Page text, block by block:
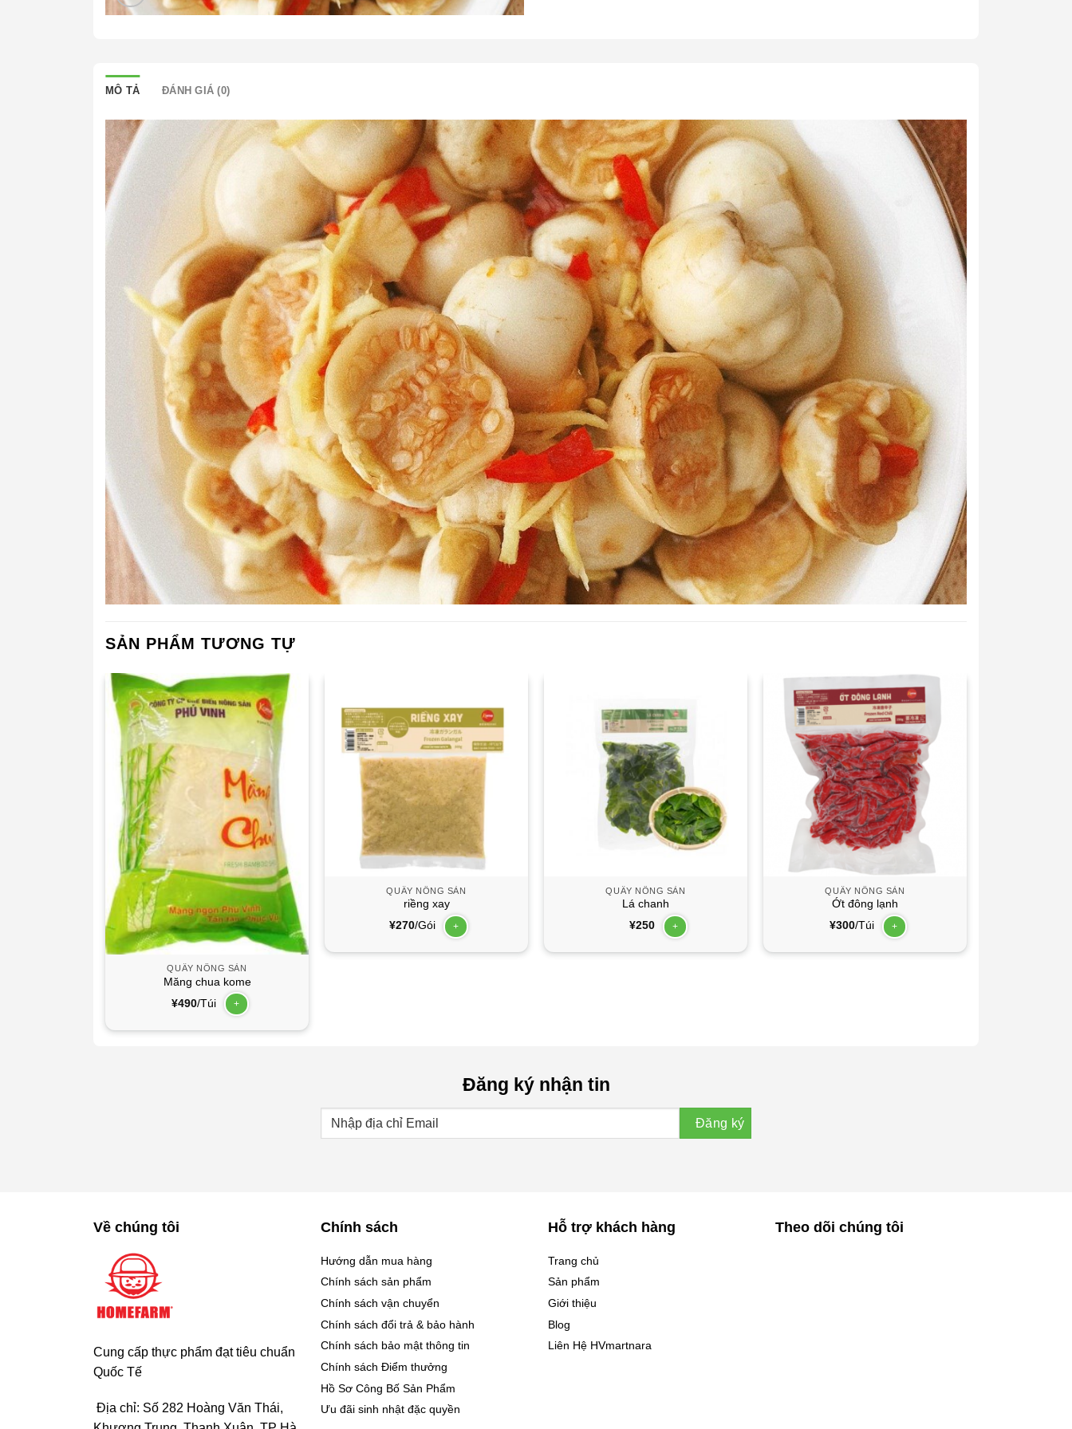
MÔ TẢ ĐÁNH GIÁ (0)
SẢN PHẨM TƯƠNG TỰ
QUẦY NÔNG SẢN
Măng chua kome
¥490/Túi +
QUẦY NÔNG SẢN
riềng xay
¥270/Gói +
QUẦY NÔNG SẢN
Lá chanh
¥250 +
QUẦY NÔNG SẢN
Ớt đông lạnh
¥300/Túi +
Đăng ký nhận tin
Về chúng tôi
Cung cấp thực phẩm đạt tiêu chuẩn
Quốc Tế
Địa chỉ: Số 282 Hoàng Văn Thái,
Chính sách
Hướng dẫn mua hàng
Chính sách sản phẩm
Chính sách vận chuyển
Chính sách đổi trả & bảo hành
Chính sách bảo mật thông tin
Chính sách Điểm thưởng
Hồ Sơ Công Bố Sản Phẩm
Ưu đãi sinh nhật đặc quyền
Hỗ trợ khách hàng
Trang chủ
Sản phẩm
Giới thiệu
Blog
Liên Hệ HVmartnara
Theo dõi chúng tôi